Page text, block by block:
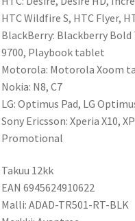
HTC Wildfire S, HTC Flyer,
BlackBerry: Blackberry Bold
9700, Playbook tablet
Motorola: Motorola Xoom
Nokia: N8, C7
LG: Optimus Pad, LG
Sony Ericsson: Xperia X10,
Promotional
Takuu 12kk
EAN 6945624910622
Malli: ADAD-TR501-RT-BLK